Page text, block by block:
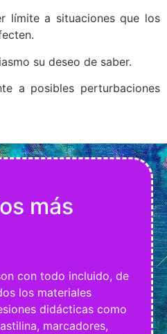
límite a situaciones que los
su deseo de saber.
a posibles perturbaciones
más
con todo incluido, de
los materiales
didácticas como
marcadores,